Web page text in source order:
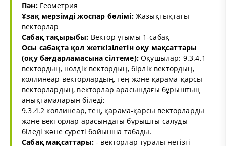
Пән:Геометрия
Ұзақ мерзімді жоспар бөлімі:Жазықтықтағы
векторлар
Сабақ тақырыбы: Вектор ұғымы 1-сабақ
Осы сабақта қол жеткізілетін оқу мақсаттары
(оқу бағдарламасына сілтеме):Оқушылар: 9.3.4.1
вектордың, нөлдік вектордың, бірлік вектордың,
коллинеар векторлардың, тең және қарама-қарсы
векторлардың, векторлар арасындағы бұрыштың
анықтамаларын біледі;
9.3.4.2 коллинеар, тең, қарама-қарсы векторларды
және векторлар арасындағы бұрышты салуды
біледі және суреті бойынша табады.
Сабақ мақсаттары:- векторлар туралы негізгі